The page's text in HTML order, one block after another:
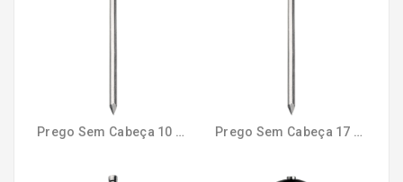
Prego Sem Cabeça 10 x 10 0,5kg Prego Sem Cabeça 17 x 21 1kg